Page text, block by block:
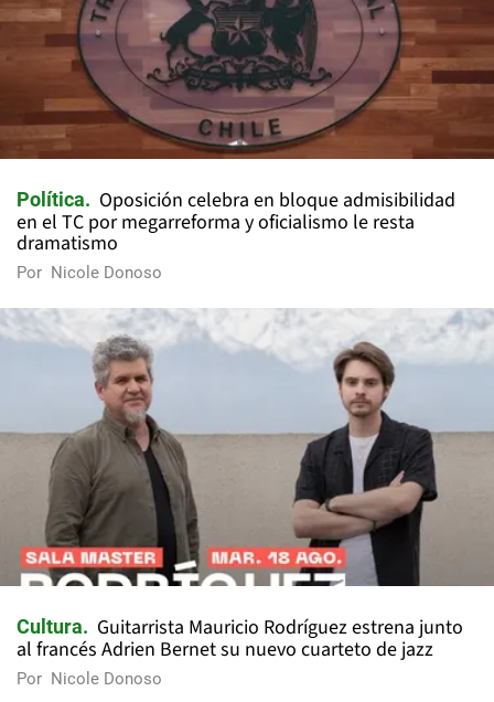
Política
Oposición celebra en bloque admisibilidad
en el TC por megarreforma y oficialismo le resta
dramatismo
Por Nicole Donoso
Cultura
Guitarrista Mauricio Rodríguez estrena junto
al francés Adrien Bernet su nuevo cuarteto de jazz
Por Nicole Donoso